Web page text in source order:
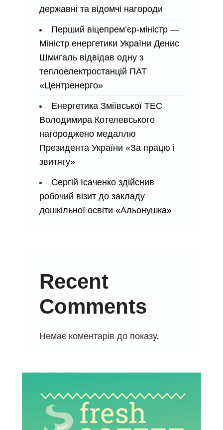
державні та відомчі нагороди
Перший віцепрем’єр-міністр —
Міністр енергетики України Денис
Шмигаль відвідав одну з
теплоелектростанцій ПАТ
«Центренерго»
Енергетика Зміївської ТЕС
Володимира Котелевського
нагороджено медаллю
Президента України «За працю і
звитягу»
Сергій Ісаченко здійснив
робочий візит до закладу
дошкільної освіти «Альонушка»
Recent
Comments
Немає коментарів до показу.